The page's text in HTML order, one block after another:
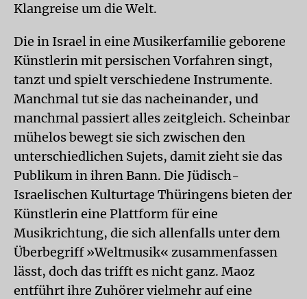
Klangreise um die Welt.
Die in Israel in eine Musikerfamilie geborene
Künstlerin mit persischen Vorfahren singt,
tanzt und spielt verschiedene Instrumente.
Manchmal tut sie das nacheinander, und
manchmal passiert alles zeitgleich. Scheinbar
mühelos bewegt sie sich zwischen den
unterschiedlichen Sujets, damit zieht sie das
Publikum in ihren Bann. Die Jüdisch-
Israelischen Kulturtage Thüringens bieten der
Künstlerin eine Plattform für eine
Musikrichtung, die sich allenfalls unter dem
Überbegriff »Weltmusik« zusammenfassen
lässt, doch das trifft es nicht ganz. Maoz
entführt ihre Zuhörer vielmehr auf eine